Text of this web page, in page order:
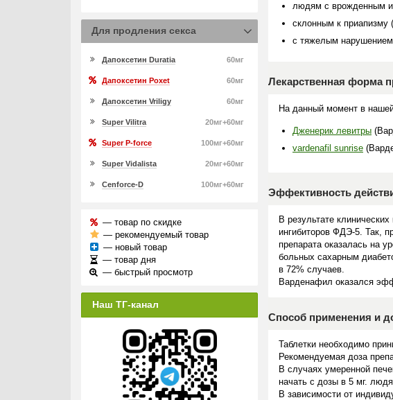
людям с врожденным
склонным к приапизму
с тяжелым
Лекарственная форма
На данный момент в
Дженерик левитры
vardenafil sunrise
Эффективность
В результате
ингибиторов ФДЭ-5. Так,
препарата оказалась на
больных сахарным
в 72% случаев.
Варденафил оказался
Способ применения и
Таблетки необходимо
Рекомендуемая доза
В случаях умеренной
начать с дозы в 5 мг.
В зависимости от
Для продления секса
60мг
Дапоксетин Duratia
60мг
Дапоксетин Poxet
60мг
Дапоксетин Vriligy
20мг+60мг
Super Vilitra
100мг+60мг
Super P-force
20мг+60мг
Super Vidalista
100мг+60мг
Cenforce-D
— товар по скидке
— рекомендуемый товар
— новый товар
— товар дня
— быстрый просмотр
Наш ТГ-канал